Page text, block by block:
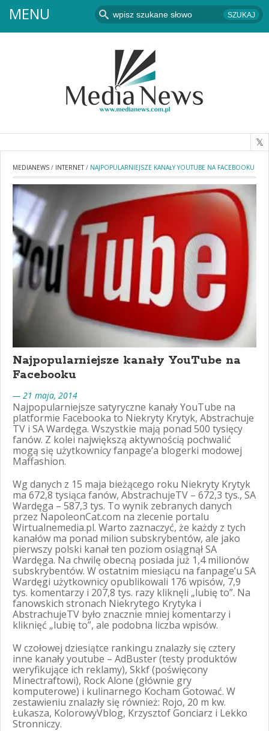
MENU
MEDIANEWS / INTERNET/ NAJPOPULARNIEJSZE KANAŁY YOUTUBE NA FACEBOOKU
Najpopularniejsze kanały YouTube na
Facebooku
— 21 maja, 2014
Najpopularniejsze satyryczne kanały YouTube na
platformie Facebooka to Niekryty Krytyk, Abstrachuje
TV i SA Wardęga. Wszystkie mają ponad 500 tysięcy
fanów. Z kolei największą aktywnością pochwalić
mogą się użytkownicy fanpage’a blogerki modowej
Maffashion.
Wg danych z 15 maja bieżącego roku Niekryty Krytyk
ma 672,8 tysiąca fanów, AbstrachujeTV – 672,3 tys., SA
Wardęga – 587,3 tys. To wynik zebranych danych
przez NapoleonCat.com na zlecenie portalu
Wirtualnemedia.pl. Warto zaznaczyć, że każdy z tych
kanałów ma ponad milion subskrybentów, ale jako
pierwszy polski kanał ten poziom osiągnął SA
Wardęga. Na chwilę obecną posiada już 1,4 milionów
subskrybentów. W ostatnim miesiącu na fanpage’u SA
Wardęgi użytkownicy opublikowali 176 wpisów, 7,9
tys. komentarzy i 207,8 tys. razy kliknęli „lubię to”. Na
fanowskich stronach Niekrytego Krytyka i
AbstrachujeTV było znacznie mniej komentarzy i
kliknięć „lubię to”, ale podobna liczba wpisów.
W czołowej dziesiątce rankingu znalazły się cztery
inne kanały youtube – AdBuster (testy produktów
weryfikujące ich reklamy), Skkf (poświęcony
Minectraftowi), Rock Alone (głównie gry
komputerowe) i kulinarnego Kocham Gotować. W
zestawieniu znalazły się również: Rojo, 20 m kw.
Łukasza, KolorowyVblog, Krzysztof Gonciarz i Lekko
Stronniczy.